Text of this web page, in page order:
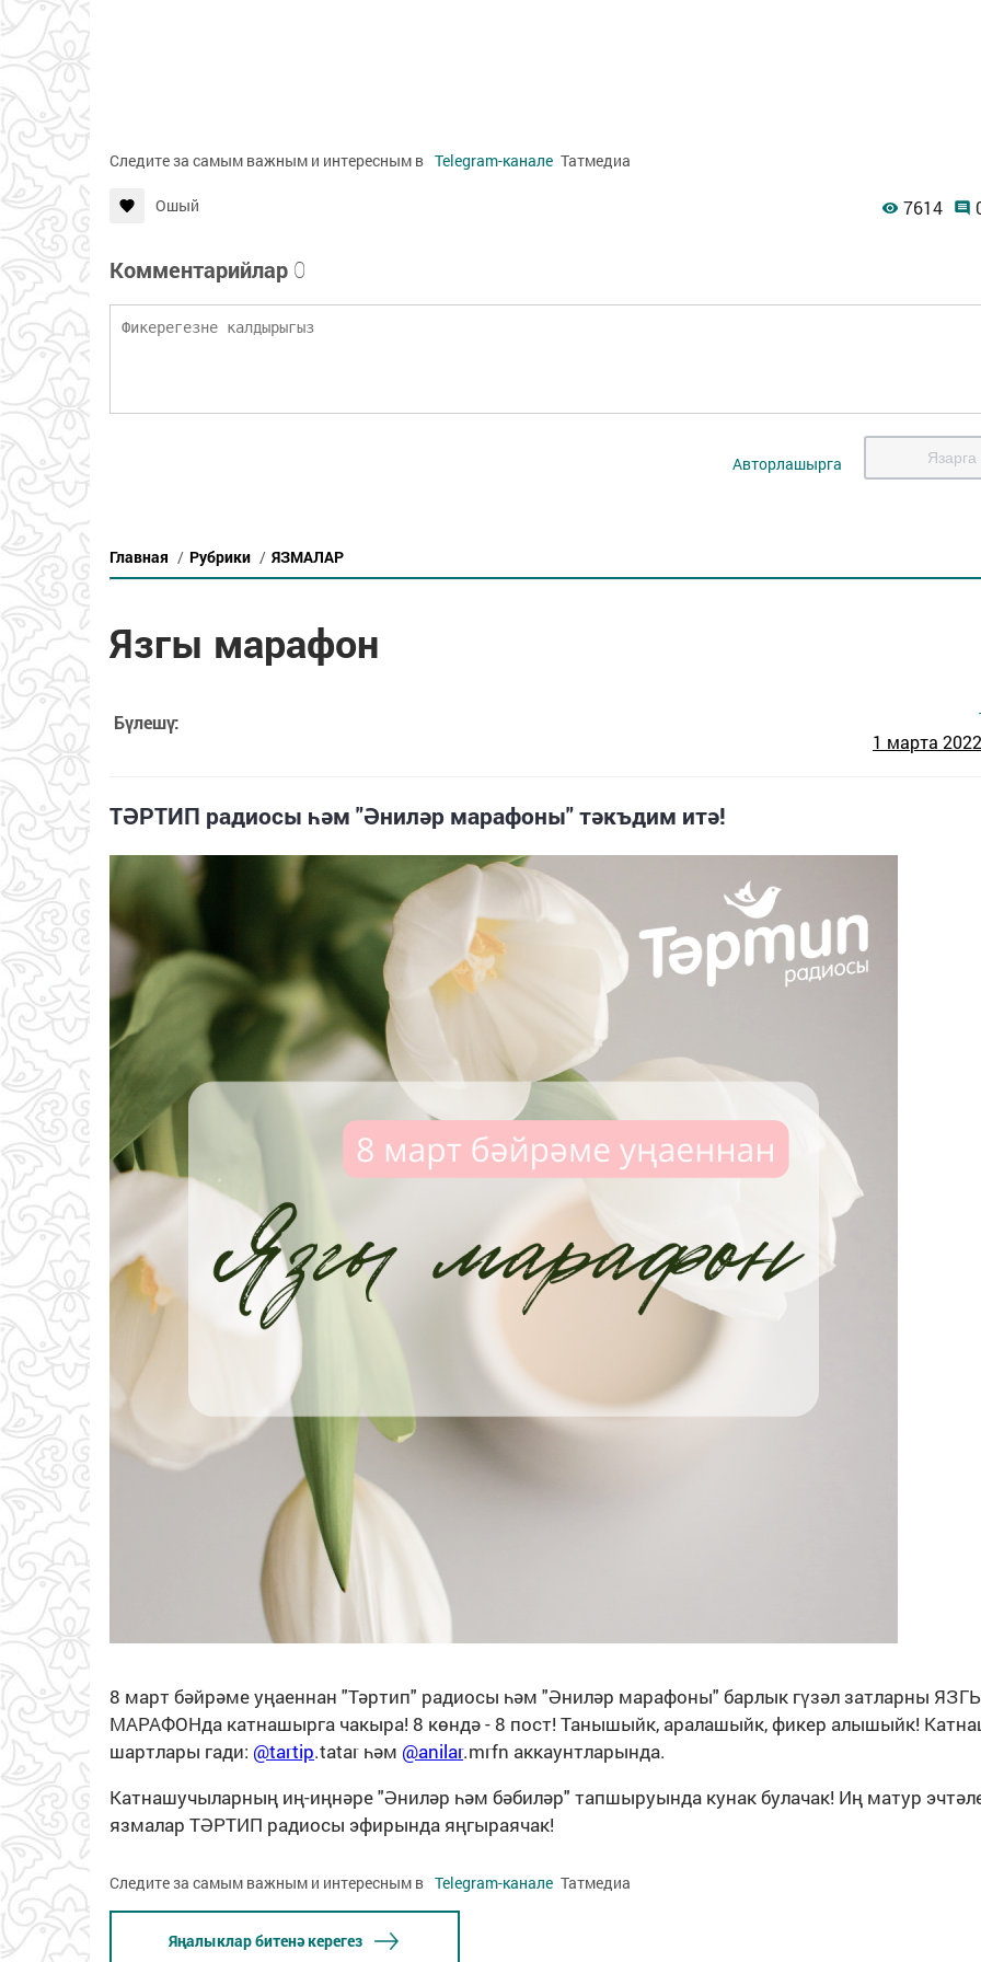
Следите за самым важным и интересным в Telegram-канале Татмедиа
Ошый 7614
Комментарийлар 0
Авторлашырга Язарга
Главная / Рубрики / ЯЗМАЛАР
Язгы марафон
Бүлешү:
1 марта
ТӘРТИП радиосы һәм "Әниләр марафоны" тәкъдим итә!
8 март бәйрәме уңаеннан "Тәртип" радиосы һәм "Әниләр марафоны" барлык гүзәл затларны
МАРАФОНда катнашырга чакыра! 8 көндә - 8 пост! Танышыйк, аралашыйк, фикер алышыйк!
шартлары гади: @tartip.tatar һәм @anilar.mrfn аккаунтларында.
Катнашучыларның иң-иңнәре "Әниләр һәм бәбиләр" тапшыруында кунак булачак! Иң матур
язмалар ТӘРТИП радиосы эфирында яңгыраячак!
Следите за самым важным и интересным в Telegram-канале Татмедиа
Яңалыклар битенә керегез